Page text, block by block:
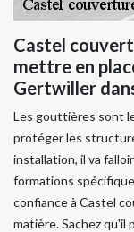
Castel
mettre en
Gertwiller
Les gouttières sont
protéger les
installation, il va
formations
confiance à Castel
matière. Sachez